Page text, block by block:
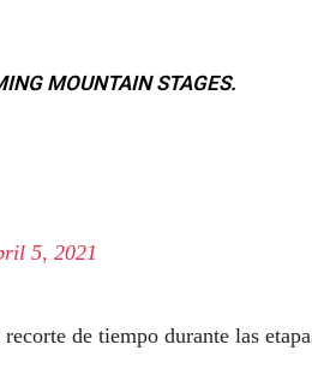
MOUNTAIN STAGES.
5, 2021
de tiempo durante las